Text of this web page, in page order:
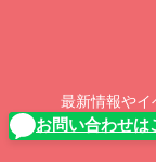
最新情報やイ
お問い合わせは